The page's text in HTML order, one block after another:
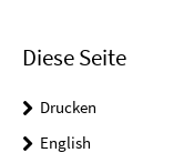
Diese Seite
Drucken
English